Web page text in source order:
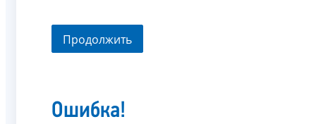
Продолжить
Ошибка!